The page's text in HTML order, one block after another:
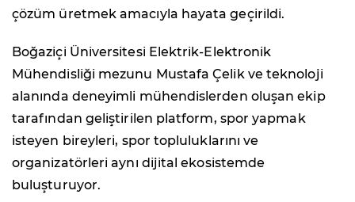
çözüm üretmek amacıyla hayata geçirildi.
Boğaziçi Üniversitesi Elektrik-Elektronik
Mühendisliği mezunu Mustafa Çelik ve teknoloji
alanında deneyimli mühendislerden oluşan ekip
tarafından geliştirilen platform, spor yapmak
isteyen bireyleri, spor topluluklarını ve
organizatörleri aynı dijital ekosistemde
buluşturuyor.